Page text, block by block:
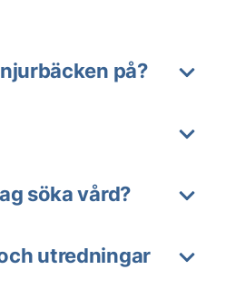
på?
söka vård?
utredningar